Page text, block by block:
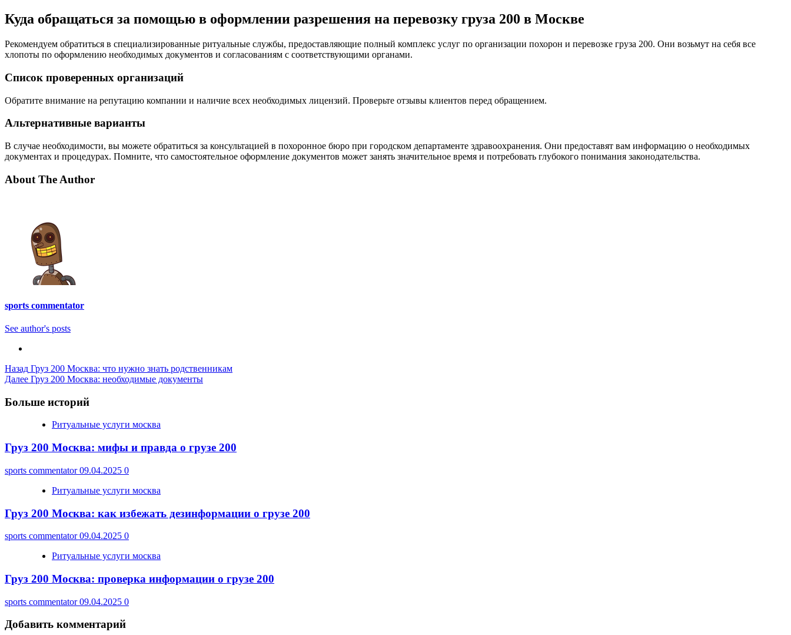
Куда обращаться за помощью в оформлении разрешения на перевозку груза 200 в Москве
Рекомендуем обратиться в специализированные ритуальные службы, предоставляющие полный комплекс услуг по организации похорон и перевозке груза 200. Они возьмут на себя все
хлопоты по оформлению необходимых документов и согласованиям с соответствующими органами.
Список проверенных организаций
Обратите внимание на репутацию компании и наличие всех необходимых лицензий. Проверьте отзывы клиентов перед обращением.
Альтернативные варианты
В случае необходимости, вы можете обратиться за консультацией в похоронное бюро при городском департаменте здравоохранения. Они предоставят вам информацию о необходимых
документах и процедурах. Помните, что самостоятельное оформление документов может занять значительное время и потребовать глубокого понимания законодательства.
About The Author
sports commentator
See author's posts
Post
Navigation
Назад Груз 200 Москва: что нужно знать родственникам
Далее Груз 200 Москва: необходимые документы
Больше историй
Ритуальные услуги москва
Груз 200 Москва: мифы и правда о грузе 200
sports commentator09.04.2025 0
Ритуальные услуги москва
Груз 200 Москва: как избежать дезинформации о грузе 200
sports commentator09.04.2025 0
Ритуальные услуги москва
Груз 200 Москва: проверка информации о грузе 200
sports commentator09.04.2025 0
Добавить комментарий